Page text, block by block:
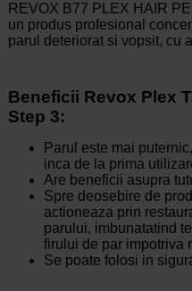
REVOX B77 PLEX HAIR
un produs profesional
parul deteriorat si vopsit, cu
Beneficii Revox Plex
Step 3:
Parul este mai
inca de la prima
Are beneficii asupra
Spre deosebire de
actioneaza prin
parului, imbunatatind
firului de par impotriva
Se poate folosi in